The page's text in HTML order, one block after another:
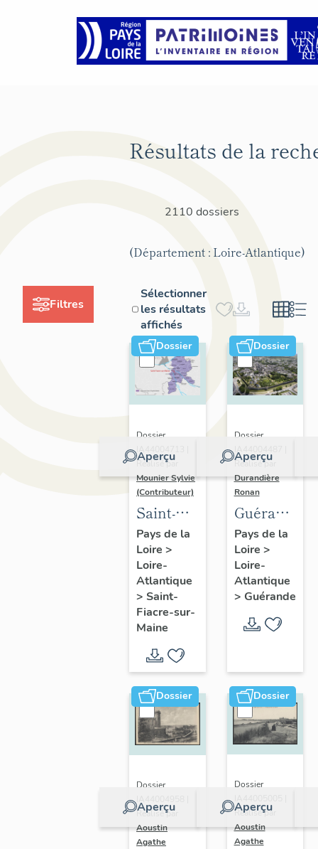
Filtres
Résultats de la
2110 dossiers
(Département : Loire-Atlantique)
Sélectionner
les résultats
affichés
Dossier
Aperçu
Dossier
IA44004713 |
Réalisé par
Mounier Sylvie
(Contributeur)
Saint-
Fiacre-
sur-
Maine :
présentation
de
l'opération
d'inventaire
Pays de la
Loire >
Loire-
Atlantique
> Saint-
Fiacre-sur-
Maine
Dossier
Aperçu
Dossier
IA44004487 |
Réalisé par
Durandière
Ronan
Guérande
:
de la
commune
et de
l'aire
Pays de la
Loire >
Loire-
Atlantique
> Guérande
Dossier
Aperçu
Dossier
Réalisé par
Aoustin
Agathe
Dossier
Aperçu
Dossier
Réalisé par
Aoustin
Agathe